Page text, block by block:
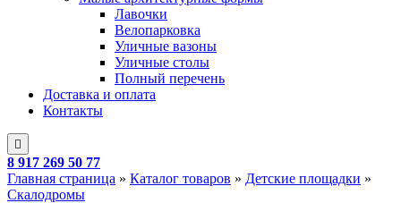
Лавочки
Велопарковка
Уличные вазоны
Уличные столы
Полный перечень
Доставка и оплата
Контакты
8 917 269 50 77
Главная страница » Каталог товаров » Детские площадки »
Скалодромы